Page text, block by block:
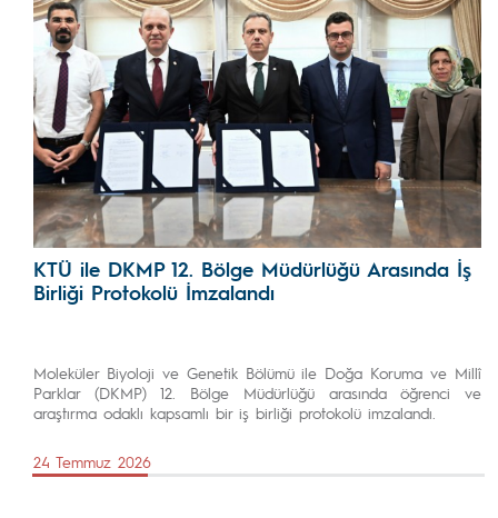
KTÜ ile DKMP 12. Bölge Müdürlüğü Arasında İş
Birliği Protokolü İmzalandı
Moleküler Biyoloji ve Genetik Bölümü ile Doğa Koruma ve Millî
Parklar (DKMP) 12. Bölge Müdürlüğü arasında öğrenci ve
araştırma odaklı kapsamlı bir iş birliği protokolü imzalandı.
24 Temmuz 2026